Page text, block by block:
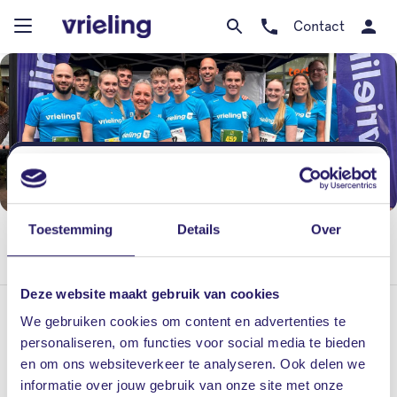
Toestemming Details Over
Deze website maakt gebruik van cookies
We gebruiken cookies om content en advertenties te
personaliseren, om functies voor social media te bieden
en om ons websiteverkeer te analyseren. Ook delen we
informatie over jouw gebruik van onze site met onze
Contact
Bedankt voor het aanmelden voor de Salland
Clubactie. Wij nemen binnen 3 werkdagen contact
met je op.
Dedemsvaart
Langewijk 47, 7701 AB Dedemsvaart
op afspraak zijn onze kantoren geopend